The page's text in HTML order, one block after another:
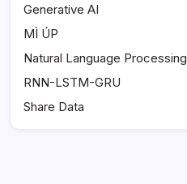
Generative AI
MÌ ÚP
Natural Language Processing
RNN-LSTM-GRU
Share Data